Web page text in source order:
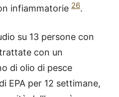
infiammatorie 26.
su 13 persone con
con un
di olio di pesce
EPA per 12 settimane,